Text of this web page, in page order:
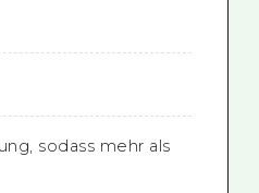
sodass mehr als